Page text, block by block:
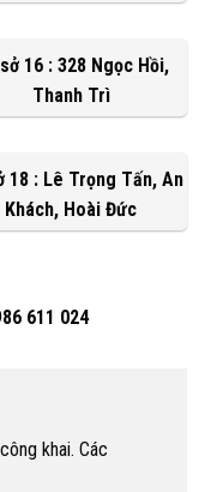
16 : 328 Ngọc Hồi,
Thanh Trì
18 : Lê Trọng Tấn, An
Khách, Hoài Đức
611 024
khai. Các